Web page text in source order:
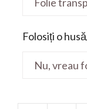
Folosiți o